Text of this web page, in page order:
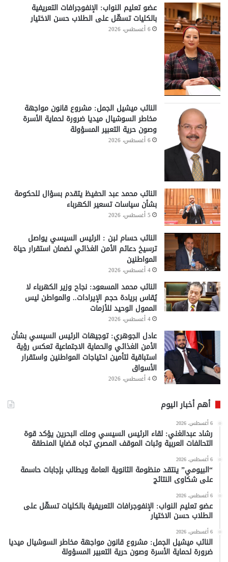
عضو تعليم النواب: الإنفوجرافات التعريفية
بالكليات تسهّل على الطلاب حسن الاختيار
6 أغسطس، 2026
النائب ميشيل الجمل: مشروع قانون مواجهة
مخاطر السوشيال ميديا ضرورة لحماية الأسرة
وصون حرية التعبير المسؤولة
6 أغسطس، 2026
النائب محمد عبد الحفيظ يتقدم بسؤال للحكومة
بشأن سياسات تسعير الكهرباء
5 أغسطس، 2026
النائب حسام لبن : الرئيس السيسي يواصل
ترسيخ دعائم الأمن الغذائي لضمان استقرار حياة
المواطنين
4 أغسطس، 2026
النائب محمد المسعود: نجاح وزير الكهرباء لا
يُقاس بريادة حجم الإيرادات.. والمواطن ليس
الممول الوحيد للأزمات
4 أغسطس، 2026
عادل الجوهري: توجيهات الرئيس السيسي بشأن
الأمن الغذائي والحماية الاجتماعية تعكس رؤية
استباقية لتأمين احتياجات المواطنين واستقرار
الأسواق
4 أغسطس، 2026
أهم أخبار اليوم
6 أغسطس، 2026
رشاد عبدالغني: لقاء الرئيس السيسي وملك البحرين يؤكد قوة
التحالفات العربية وثبات الموقف المصري تجاه قضايا المنطقة
6 أغسطس، 2026
“البيومي” ينتقد منظومة الثانوية العامة ويطالب بإجابات حاسمة
على شكاوى النتائج
6 أغسطس، 2026
عضو تعليم النواب: الإنفوجرافات التعريفية بالكليات تسهّل على
الطلاب حسن الاختيار
6 أغسطس، 2026
النائب ميشيل الجمل: مشروع قانون مواجهة مخاطر السوشيال ميديا
ضرورة لحماية الأسرة وصون حرية التعبير المسؤولة